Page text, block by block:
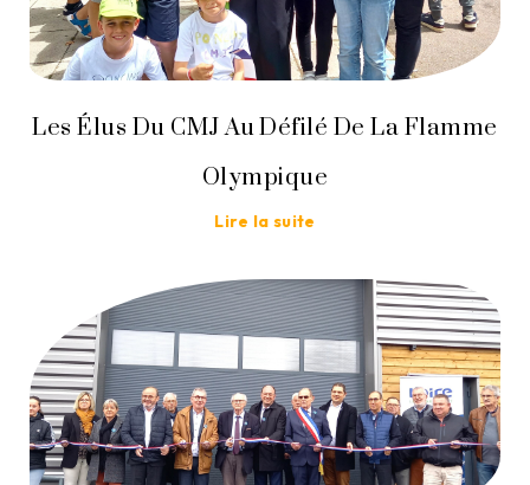
Les Élus Du CMJ Au Défilé De La Flamme
Olympique
Lire la suite